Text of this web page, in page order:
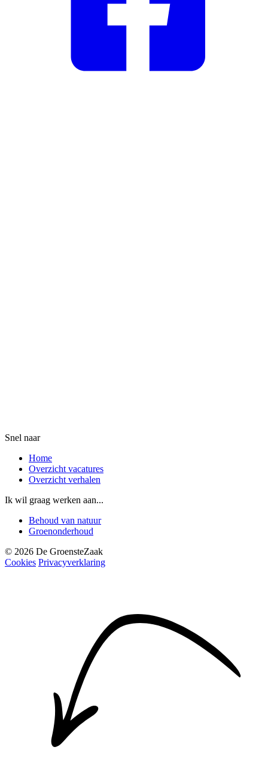
Snel naar
Home
Overzicht vacatures
Overzicht verhalen
Ik wil graag werken aan...
Behoud van natuur
Groenonderhoud
© 2026 De GroensteZaak
Cookies Privacyverklaring